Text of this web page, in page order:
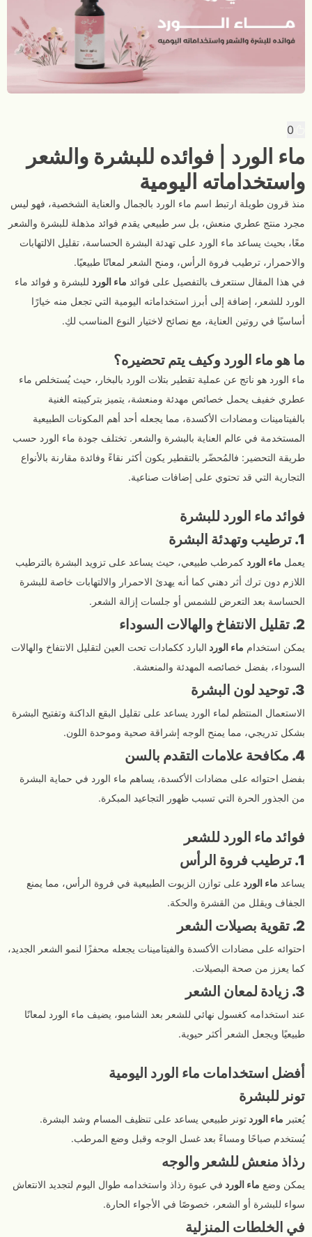
0
ماء الورد | فوائده للبشرة والشعر
واستخداماته اليومية
منذ قرون طويلة ارتبط اسم ماء الورد بالجمال والعناية الشخصية، فهو ليس
مجرد منتج عطري منعش، بل سر طبيعي يقدم فوائد مذهلة للبشرة والشعر
معًا، بحيث يساعد ماء الورد على تهدئة البشرة الحساسة، تقليل الالتهابات
والاحمرار، ترطيب فروة الرأس، ومنح الشعر لمعانًا طبيعيًا.
في هذا المقال سنتعرف بالتفصيل على فوائد ماء الورد للبشرة و فوائد ماء
الورد للشعر، إضافة إلى أبرز استخداماته اليومية التي تجعل منه خيارًا
أساسيًا في روتين العناية، مع نصائح لاختيار النوع المناسب لكِ.
ما هو ماء الورد وكيف يتم تحضيره؟
ماء الورد هو ناتج عن عملية تقطير بتلات الورد بالبخار، حيث يُستخلص ماء
عطري خفيف يحمل خصائص مهدئة ومنعشة، يتميز بتركيبته الغنية
بالفيتامينات ومضادات الأكسدة، مما يجعله أحد أهم المكونات الطبيعية
المستخدمة في عالم العناية بالبشرة والشعر. تختلف جودة ماء الورد حسب
طريقة التحضير: فالمُحضّر بالتقطير يكون أكثر نقاءً وفائدة مقارنة بالأنواع
التجارية التي قد تحتوي على إضافات صناعية.
فوائد ماء الورد للبشرة
1. ترطيب وتهدئة البشرة
يعمل ماء الورد كمرطب طبيعي، حيث يساعد على تزويد البشرة بالترطيب
اللازم دون ترك أثر دهني كما أنه يهدئ الاحمرار والالتهابات خاصة للبشرة
الحساسة بعد التعرض للشمس أو جلسات إزالة الشعر.
2. تقليل الانتفاخ والهالات السوداء
يمكن استخدام ماء الورد البارد ككمادات تحت العين لتقليل الانتفاخ والهالات
السوداء، بفضل خصائصه المهدئة والمنعشة.
3. توحيد لون البشرة
الاستعمال المنتظم لماء الورد يساعد على تقليل البقع الداكنة وتفتيح البشرة
بشكل تدريجي، مما يمنح الوجه إشراقة صحية وموحدة اللون.
4. مكافحة علامات التقدم بالسن
بفضل احتوائه على مضادات الأكسدة، يساهم ماء الورد في حماية البشرة
من الجذور الحرة التي تسبب ظهور التجاعيد المبكرة.
فوائد ماء الورد للشعر
1. ترطيب فروة الرأس
يساعد ماء الورد على توازن الزيوت الطبيعية في فروة الرأس، مما يمنع
الجفاف ويقلل من القشرة والحكة.
2. تقوية بصيلات الشعر
احتوائه على مضادات الأكسدة والفيتامينات يجعله محفزًا لنمو الشعر الجديد،
كما يعزز من صحة البصيلات.
3. زيادة لمعان الشعر
عند استخدامه كغسول نهائي للشعر بعد الشامبو، يضيف ماء الورد لمعانًا
طبيعيًا ويجعل الشعر أكثر حيوية.
أفضل استخدامات ماء الورد اليومية
تونر للبشرة
يُعتبر ماء الوردتونر طبيعي يساعد على تنظيف المسام وشد البشرة.
يُستخدم صباحًا ومساءً بعد غسل الوجه وقبل وضع المرطب.
رذاذ منعش للشعر والوجه
يمكن وضع ماء الورد في عبوة رذاذ واستخدامه طوال اليوم لتجديد الانتعاش
سواء للبشرة أو الشعر، خصوصًا في الأجواء الحارة.
في الخلطات المنزلية